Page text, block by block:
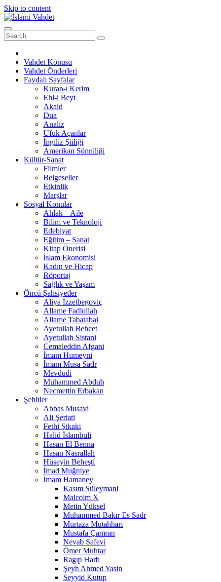
Skip to content
Vahdet Konusu
Vahdet Önderleri
Faydalı Sayfalar
Kuran-ı Kerim
Ehl-i Beyt
Akaid
Dua
Analiz
Ufuk Açanlar
İngiliz Şiiliği
Amerikan Sünniliği
Kültür-Sanat
Filmler
Belgeseller
Etkinlik
Marşlar
Sosyal Konular
Ahlak – Aile
Bilim ve Teknoloji
Edebiyat
Eğitim – Sanat
Kitap Önerisi
İslam Ekonomisi
Kadın ve Hicap
Röportaj
Sağlık ve Yaşam
Öncü Şahsiyetler
Aliya İzzetbegoviç
Allame Fadlullah
Allame Tabatabai
Ayetullah Behcet
Ayetullah Sistani
Cemaleddin Afgani
İmam Humeyni
İmam Musa Sadr
Mevdudi
Muhammed Abduh
Necmettin Erbakan
Şehitler
Abbas Musavi
Ali Şeriati
Fethi Şikaki
Halid İslambuli
Hasan El Benna
Hasan Nasrallah
Hüseyin Beheşti
İmad Muğniye
İmam Hamaney
Kasım Süleymani
Malcolm X
Metin Yüksel
Muhammed Bakır Es Sadr
Murtaza Mutahhari
Mustafa Çamran
Nevab Safevi
Ömer Muhtar
Ragıp Harb
Şeyh Ahmed Yasin
Seyyid Kutup